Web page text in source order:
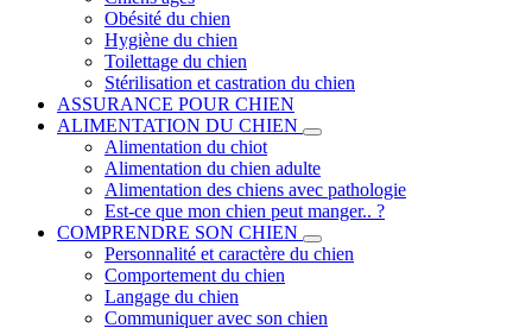
Obésité du chien
Hygiène du chien
Toilettage du chien
Stérilisation et castration du chien
ASSURANCE POUR CHIEN
ALIMENTATION DU CHIEN
Alimentation du chiot
Alimentation du chien adulte
Alimentation des chiens avec pathologie
Est-ce que mon chien peut manger.. ?
COMPRENDRE SON CHIEN
Personnalité et caractère du chien
Comportement du chien
Langage du chien
Communiquer avec son chien